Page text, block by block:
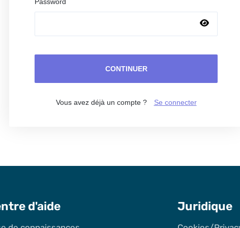
CONTINUER
Vous avez déjà un compte ? Se connecter
d'aide Juridique